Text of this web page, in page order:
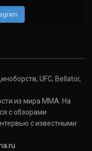
UFC, Bellator,
из мира ММА. На
с обзорами
с известными